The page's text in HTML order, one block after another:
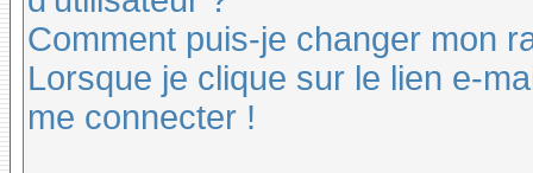
Comment puis-je changer mon
Lorsque je clique sur le lien e-
me connecter !